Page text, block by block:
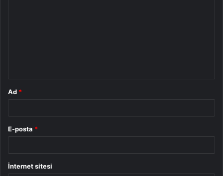
Ad *
E-posta *
İnternet sitesi